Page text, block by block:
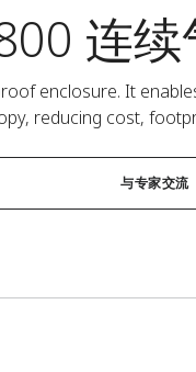
连
enclosure. It
reducing cost,
与专家交流